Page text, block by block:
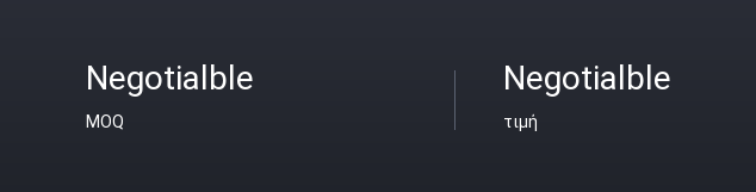
Negotialble
MOQ
Negotialble
τιμή